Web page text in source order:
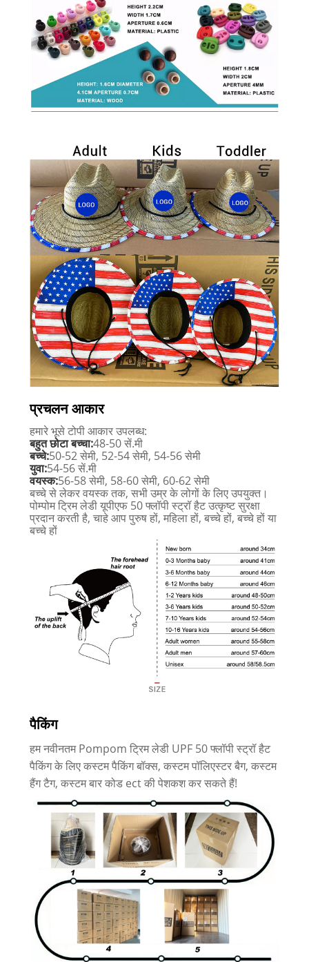
प्रचलन आकार
हमारे भूसे टोपी आकार उपलब्ध:
बहुत छोटा बच्चा:48-50 सें.मी
बच्चे:50-52 सेमी, 52-54 सेमी, 54-56 सेमी
युवा:54-56 सें.मी
वयस्क:56-58 सेमी, 58-60 सेमी, 60-62 सेमी
बच्चे से लेकर वयस्क तक, सभी उम्र के लोगों के लिए उपयुक्त।
पोम्पोम ट्रिम लेडी यूपीएफ 50 फ्लॉपी स्ट्रॉ हैट उत्कृष्ट सुरक्षा
प्रदान करती है, चाहे आप पुरुष हों, महिला हों, बच्चे हों, बच्चे हों या
बच्चे हों
पैकिंग
हम नवीनतम Pompom ट्रिम लेडी UPF 50 फ्लॉपी स्ट्रॉ हैट
पैकिंग के लिए कस्टम पैकिंग बॉक्स, कस्टम पॉलिएस्टर बैग, कस्टम
हैंग टैग, कस्टम बार कोड ect की पेशकश कर सकते हैं!